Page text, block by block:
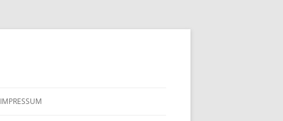
IMPRESSUM